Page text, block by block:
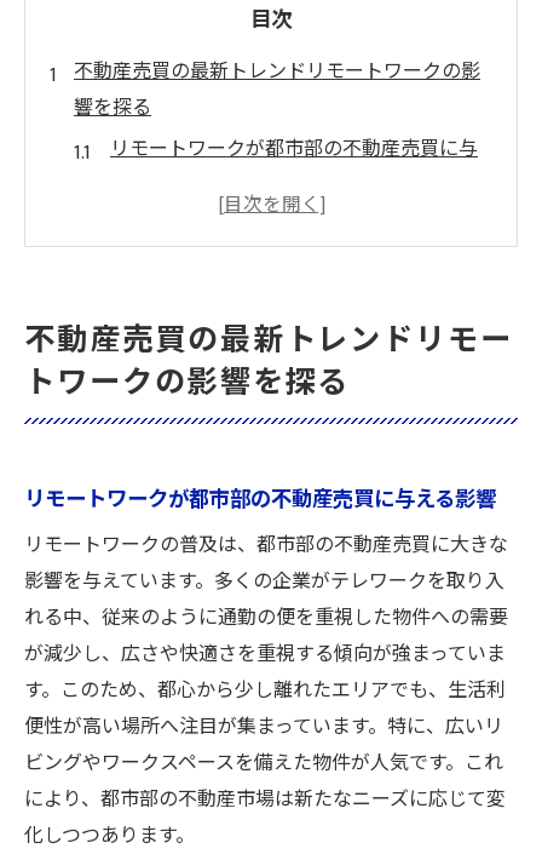
目次
不動産売買の最新トレンドリモートワークの影
響を探る
リモートワークが都市部の不動産売買に与
郊外移住がもたらす不動産売買の可能性
働き方の変化と不動産売買の未来像
リモートワークを考慮した不動産売買戦略
チャンス
郊外住宅需要の高まりと不動産市場の動向
郊外地域での不動産売買の成長要因
郊外住宅市場の拡大がもたらす不動産売買
のチャンス
都市から郊外へ：不動産売買の新たなニー
ズ
郊外住宅購入のメリットと不動産売買戦略
郊外不動産売買のリスクとその対策
不動産売買の最新トレンドリモー
トワークの影響を探る
リモートワークが都市部の不動産売買に与える影響
リモートワークの普及は、都市部の不動産売買に大きな
影響を与えています。多くの企業がテレワークを取り入
れる中、従来のように通勤の便を重視した物件への需要
が減少し、広さや快適さを重視する傾向が強まっていま
す。このため、都心から少し離れたエリアでも、生活利
便性が高い場所へ注目が集まっています。特に、広いリ
ビングやワークスペースを備えた物件が人気です。これ
により、都市部の不動産市場は新たなニーズに応じて変
化しつつあります。